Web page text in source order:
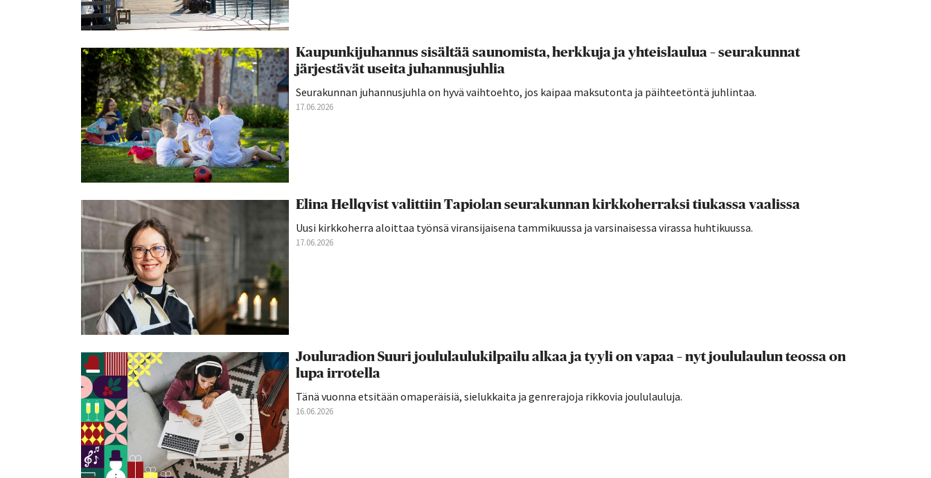
Kaupunkijuhannus sisältää saunomista, herkkuja ja yhteislaulua – seurakunnat
järjestävät useita juhannusjuhlia
Seurakunnan juhannusjuhla on hyvä vaihtoehto, jos kaipaa maksutonta ja päihteetöntä juhlintaa.
17.06.2026
Elina Hellqvist valittiin Tapiolan seurakunnan kirkkoherraksi tiukassa vaalissa
Uusi kirkkoherra aloittaa työnsä viransijaisena tammikuussa ja varsinaisessa virassa huhtikuussa.
17.06.2026
Jouluradion Suuri joululaulukilpailu alkaa ja tyyli on vapaa – nyt joululaulun teossa on
lupa irrotella
Tänä vuonna etsitään omaperäisiä, sielukkaita ja genrerajoja rikkovia joululauluja.
16.06.2026